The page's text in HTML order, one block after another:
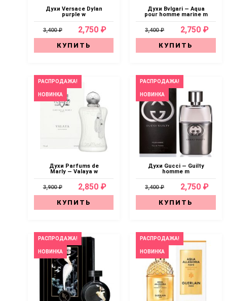
Духи Versace Dylan
purple w
3,400 ₽ 2,750 ₽
КУПИТЬ
Духи Bvlgari — Aqua
pour homme marine m
3,400 ₽ 2,750 ₽
КУПИТЬ
РАСПРОДАЖА!
НОВИНКА
Духи Parfums de
Marly — Valaya w
3,900 ₽ 2,850 ₽
КУПИТЬ
РАСПРОДАЖА!
НОВИНКА
Духи Gucci — Guilty
homme m
3,400 ₽ 2,750 ₽
КУПИТЬ
РАСПРОДАЖА!
НОВИНКА
РАСПРОДАЖА!
НОВИНКА